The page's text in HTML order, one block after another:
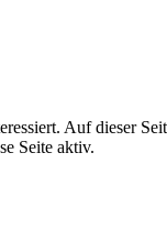
Auf dieser
Seite aktiv.